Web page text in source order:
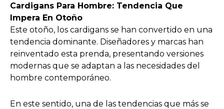
Cardigans Para Hombre: Tendencia Que
Impera En Otoño
Este otoño, los cardigans se han convertido en una
tendencia dominante. Diseñadores y marcas han
reinventado esta prenda, presentando versiones
modernas que se adaptan a las necesidades del
hombre contemporáneo.
En este sentido, una de las tendencias que más se